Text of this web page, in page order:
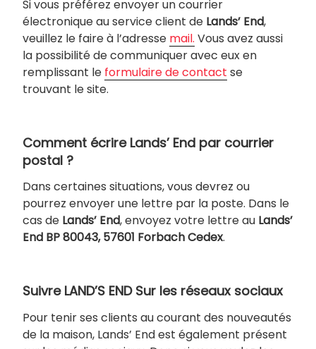
Si vous préférez envoyer un courrier
électronique au service client de Lands’ End,
veuillez le faire à l’adresse mail. Vous avez aussi
la possibilité de communiquer avec eux en
remplissant le formulaire de contact se
trouvant le site.
Comment écrire Lands’ End par courrier
postal ?
Dans certaines situations, vous devrez ou
pourrez envoyer une lettre par la poste. Dans le
cas de Lands’ End, envoyez votre lettre au Lands’
End BP 80043, 57601 Forbach Cedex.
Suivre LAND’S END Sur les réseaux sociaux
Pour tenir ses clients au courant des nouveautés
de la maison, Lands’ End est également présent